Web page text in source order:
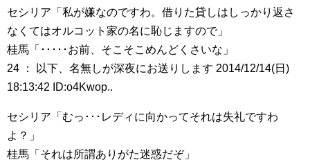
セシリア「私が嫌なのですわ。借りた貸しはしっかり返さ
なくてはオルコット家の名に恥じますので」
桂馬「･････お前、そこそこめんどくさいな」
24 ： 以下、名無しが深夜にお送りします 2014/12/14(日)
18:13:42 ID:o4Kwop..
セシリア「むっ･･･レディに向かってそれは失礼ですわ
よ？」
桂馬「それは所謂ありがた迷惑だぞ」